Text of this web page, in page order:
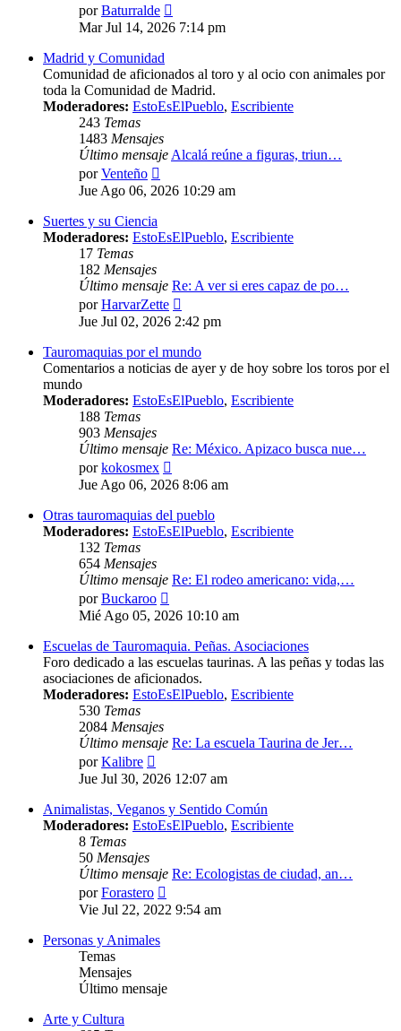
porBaturralde
último
mensaje
Mar Jul 14, 2026 7:14 pm
Madrid y Comunidad
Comunidad de aficionados al toro y al ocio con animales por
toda la Comunidad de Madrid.
Moderadores: EstoEsElPueblo, Escribiente
243 Temas
1483 Mensajes
Último mensaje Alcalá reúne a figuras, triun…
porVenteño
último
Jue Ago 06, 2026 10:29 am
Suertes y su Ciencia
Moderadores: EstoEsElPueblo, Escribiente
17 Temas
182 Mensajes
Último mensaje Re: A ver si eres capaz de po…
porHarvarZette
último
mensaje
Jue Jul 02, 2026 2:42 pm
Tauromaquias por el mundo
Comentarios a noticias de ayer y de hoy sobre los toros por el
mundo
Moderadores: EstoEsElPueblo, Escribiente
188 Temas
903 Mensajes
Último mensaje Re: México. Apizaco busca nue…
porkokosmex
último
Jue Ago 06, 2026 8:06 am
Otras tauromaquias del pueblo
Moderadores: EstoEsElPueblo, Escribiente
132 Temas
654 Mensajes
Último mensaje Re: El rodeo americano: vida,…
porBuckaroo
último
Mié Ago 05, 2026 10:10 am
Escuelas de Tauromaquia. Peñas. Asociaciones
Foro dedicado a las escuelas taurinas. A las peñas y todas las
asociaciones de aficionados.
Moderadores: EstoEsElPueblo, Escribiente
530 Temas
2084 Mensajes
Último mensaje Re: La escuela Taurina de Jer…
porKalibre
último
Jue Jul 30, 2026 12:07 am
Animalistas, Veganos y Sentido Común
Moderadores: EstoEsElPueblo, Escribiente
8 Temas
50 Mensajes
Último mensaje Re: Ecologistas de ciudad, an…
porForastero
último
Vie Jul 22, 2022 9:54 am
Personas y Animales
Temas
Mensajes
Último mensaje
Arte y Cultura